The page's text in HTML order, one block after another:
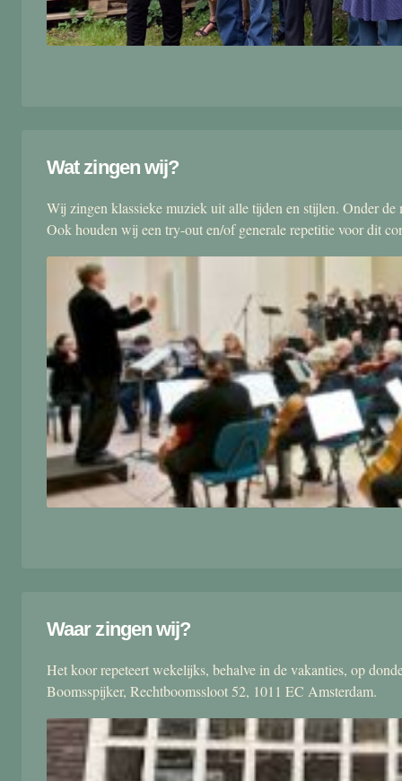
Wat zingen wij?
Wij zingen klassieke muziek uit alle tijden en stijlen. Onder
Ook houden wij een try-out en/of generale repetitie voor dit
Waar zingen wij?
Het koor repeteert wekelijks, behalve in de vakanties, op
Boomsspijker, Rechtboomssloot 52, 1011 EC Amsterdam.